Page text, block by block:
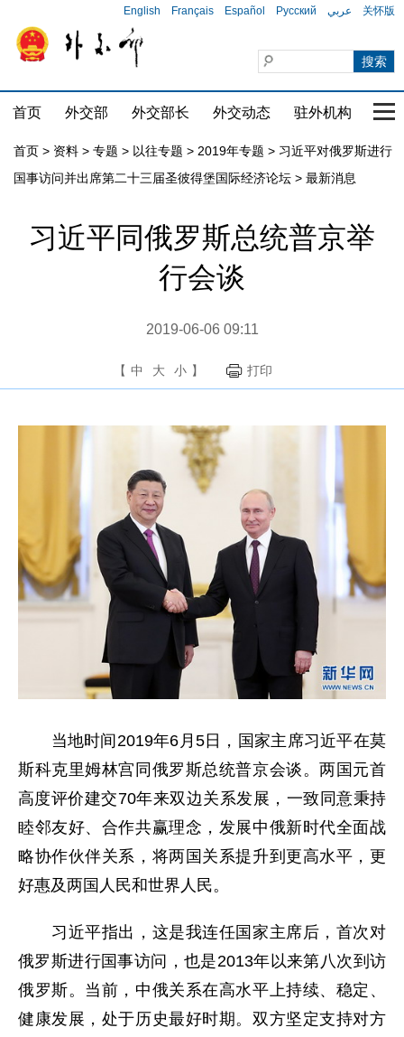
English Français Español Русский عربي 关怀版
首页 外交部 外交部长 外交动态 驻外机构 国
首页 > 资料 > 专题 > 以往专题 > 2019年专题 > 习近平对俄罗斯进行
国事访问并出席第二十三届圣彼得堡国际经济论坛 > 最新消息
习近平同俄罗斯总统普京举
行会谈
2019-06-06 09:11
【 中 大 小 】 打印
当地时间2019年6月5日，国家主席习近平在莫
斯科克里姆林宫同俄罗斯总统普京会谈。两国元首
高度评价建交70年来双边关系发展，一致同意秉持
睦邻友好、合作共赢理念，发展中俄新时代全面战
略协作伙伴关系，将两国关系提升到更高水平，更
好惠及两国人民和世界人民。
习近平指出，这是我连任国家主席后，首次对
俄罗斯进行国事访问，也是2013年以来第八次到访
俄罗斯。当前，中俄关系在高水平上持续、稳定、
健康发展，处于历史最好时期。双方坚定支持对方